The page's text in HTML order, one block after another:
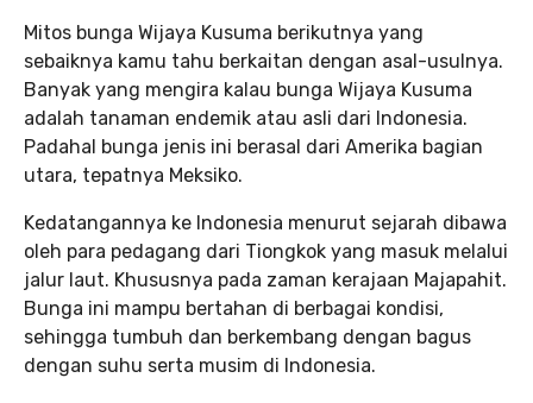
Mitos bunga Wijaya Kusuma berikutnya yang
sebaiknya kamu tahu berkaitan dengan asal-usulnya.
Banyak yang mengira kalau bunga Wijaya Kusuma
adalah tanaman endemik atau asli dari Indonesia.
Padahal bunga jenis ini berasal dari Amerika bagian
utara, tepatnya Meksiko.
Kedatangannya ke Indonesia menurut sejarah dibawa
oleh para pedagang dari Tiongkok yang masuk melalui
jalur laut. Khususnya pada zaman kerajaan Majapahit.
Bunga ini mampu bertahan di berbagai kondisi,
sehingga tumbuh dan berkembang dengan bagus
dengan suhu serta musim di Indonesia.